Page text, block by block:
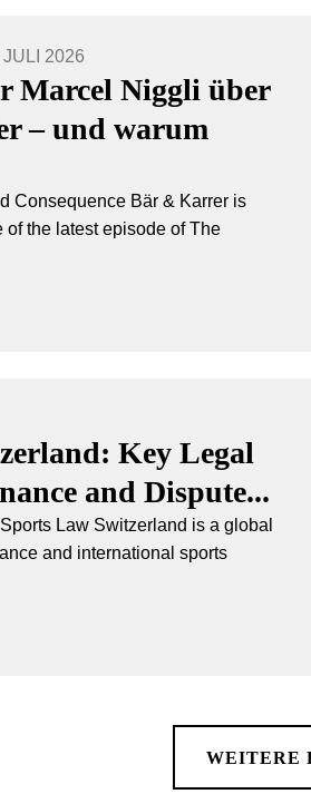
2026
Marcel Niggli über
– und warum
Consequence Bär & Karrer is
the latest episode of The
Key Legal
and Dispute...
Law Switzerland is a global
and international sports
WEITERE